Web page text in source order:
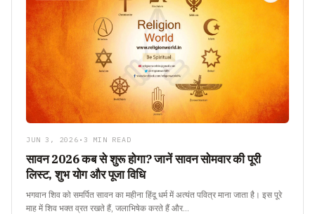
JUN 3, 2026 • 3 MIN READ
सावन 2026 कब से शुरू होगा? जानें सावन सोमवार की पूरी
लिस्ट, शुभ योग और पूजा विधि
भगवान शिव को समर्पित सावन का महीना हिंदू धर्म में अत्यंत पवित्र माना जाता है। इस पूरे
माह में शिव भक्त व्रत रखते हैं, जलाभिषेक करते हैं और…